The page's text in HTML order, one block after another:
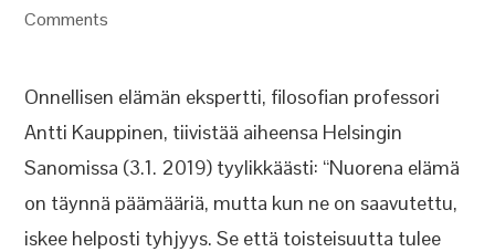
Comments
Onnellisen elämän ekspertti, filosofian professori
Antti Kauppinen, tiivistää aiheensa Helsingin
Sanomissa (3.1. 2019) tyylikkäästi: “Nuorena elämä
on täynnä päämääriä, mutta kun ne on saavutettu,
iskee helposti tyhjyys. Se että toisteisuutta tulee